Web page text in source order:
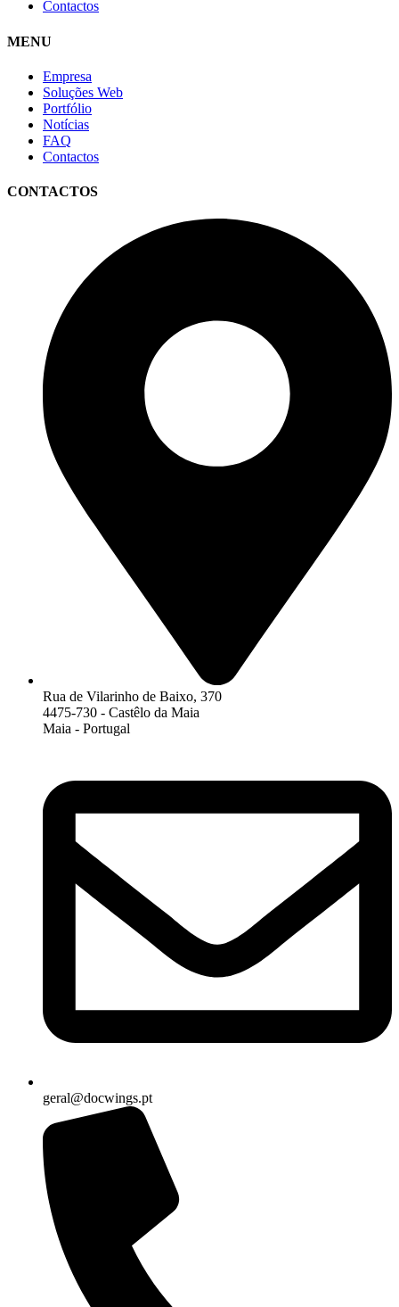
Contactos
MENU
Empresa
Soluções Web
Portfólio
Notícias
FAQ
Contactos
CONTACTOS
Rua de Vilarinho de Baixo, 370
4475-730 - Castêlo da Maia
Maia - Portugal
geral@docwings.pt